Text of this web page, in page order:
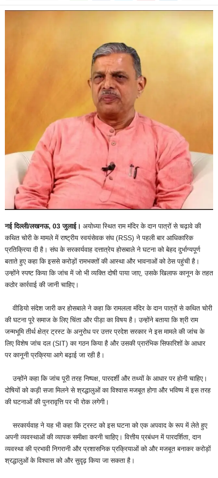
नई दिल्ली/लखनऊ, 03जुलाई। अयोध्या स्थित राम मंदिर के दान पात्रों से चढ़ावे की
कथित चोरी के मामले में राष्ट्रीय स्वयंसेवक संघ (RSS) ने पहली बार आधिकारिक
प्रतिक्रिया दी है। संघ के सरकार्यवाह दत्तात्रेय होसबाले ने घटना को बेहद दुर्भाग्यपूर्ण
बताते हुए कहा कि इससे करोड़ों रामभक्तों की आस्था और भावनाओं को ठेस पहुंची है।
उन्होंने स्पष्ट किया कि जांच में जो भी व्यक्ति दोषी पाया जाए, उसके खिलाफ कानून के तहत
कठोर कार्रवाई की जानी चाहिए।
वीडियो संदेश जारी कर होसबाले ने कहा कि रामलला मंदिर के दान पात्रों से कथित चोरी
की घटना पूरे समाज के लिए चिंता और पीड़ा का विषय है। उन्होंने बताया कि श्री राम
जन्मभूमि तीर्थ क्षेत्र ट्रस्ट के अनुरोध पर उत्तर प्रदेश सरकार ने इस मामले की जांच के
लिए विशेष जांच दल (SIT) का गठन किया है और उसकी प्रारंभिक सिफारिशों के आधार
पर कानूनी प्रक्रिया आगे बढ़ाई जा रही है।
उन्होंने कहा कि जांच पूरी तरह निष्पक्ष, पारदर्शी और तथ्यों के आधार पर होनी चाहिए।
दोषियों को कड़ी सजा मिलने से श्रद्धालुओं का विश्वास मजबूत होगा और भविष्य में इस तरह
की घटनाओं की पुनरावृत्ति पर भी रोक लगेगी।
सरकार्यवाह ने यह भी कहा कि ट्रस्ट को इस घटना को एक अपवाद के रूप में लेते हुए
अपनी व्यवस्थाओं की व्यापक समीक्षा करनी चाहिए। वित्तीय प्रबंधन में पारदर्शिता, दान
व्यवस्था की प्रभावी निगरानी और प्रशासनिक प्रक्रियाओं को और मजबूत बनाकर करोड़ों
श्रद्धालुओं के विश्वास को और सुदृढ़ किया जा सकता है।